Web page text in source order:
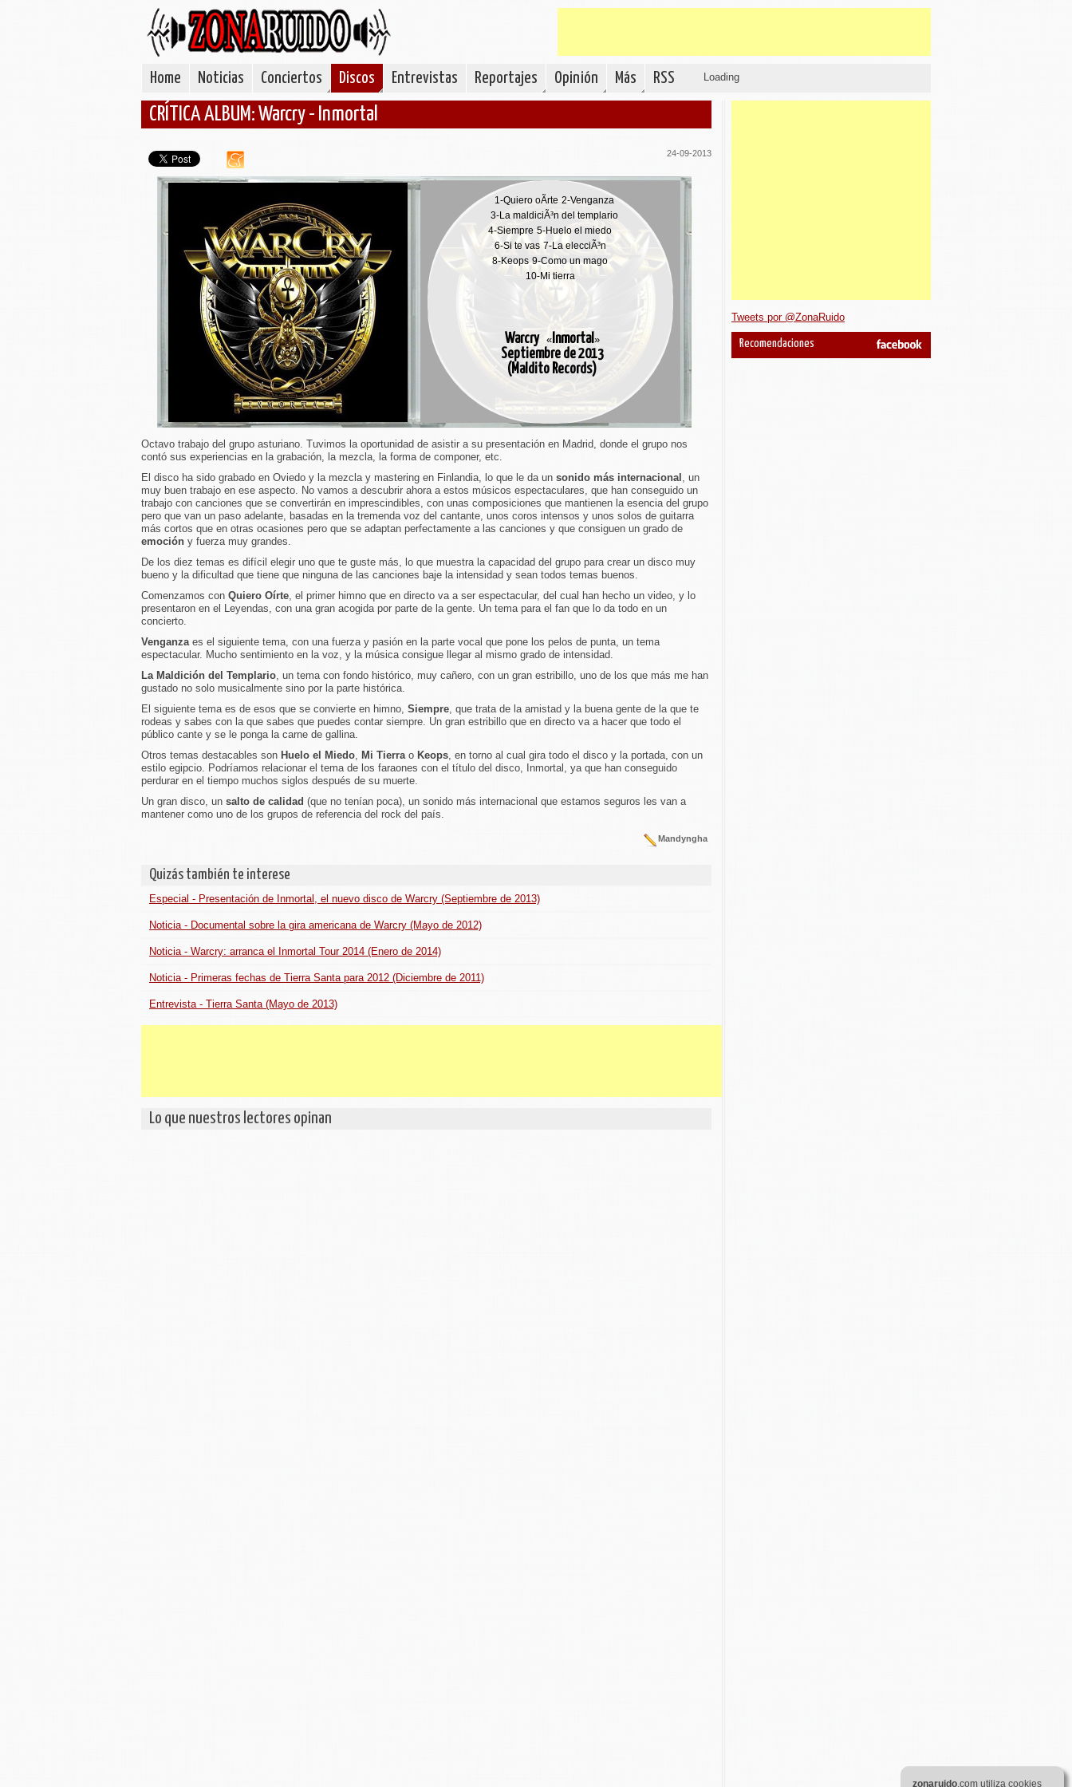
Home Noticias Conciertos Discos Entrevistas Reportajes Opinión Más RSS Loading
CRÍTICA ALBUM: Warcry - Inmortal
24-09-2013
1-Quiero oÃ­rte 2-Venganza
3-La maldiciÃ³n del templario
4-Siempre 5-Huelo el miedo
6-Si te vas 7-La elecciÃ³n
8-Keops 9-Como un mago
10-Mi tierra
Warcry «Inmortal»
Septiembre de 2013
(Maldito Records)
Octavo trabajo del grupo asturiano. Tuvimos la oportunidad de asistir a su presentación en Madrid, donde el grupo nos
contó sus experiencias en la grabación, la mezcla, la forma de componer, etc.
El disco ha sido grabado en Oviedo y la mezcla y mastering en Finlandia, lo que le da un sonido más internacional , un
muy buen trabajo en ese aspecto. No vamos a descubrir ahora a estos músicos espectaculares, que han conseguido un
trabajo con canciones que se convertirán en imprescindibles, con unas composiciones que mantienen la esencia del grupo
pero que van un paso adelante, basadas en la tremenda voz del cantante, unos coros intensos y unos solos de guitarra
más cortos que en otras ocasiones pero que se adaptan perfectamente a las canciones y que consiguen un grado de
emoción y fuerza muy grandes.
De los diez temas es difícil elegir uno que te guste más, lo que muestra la capacidad del grupo para crear un disco muy
bueno y la dificultad que tiene que ninguna de las canciones baje la intensidad y sean todos temas buenos.
Comenzamos con Quiero Oírte, el primer himno que en directo va a ser espectacular, del cual han hecho un video, y lo
presentaron en el Leyendas, con una gran acogida por parte de la gente. Un tema para el fan que lo da todo en un
concierto.
Venganzaes el siguiente tema, con una fuerza y pasión en la parte vocal que pone los pelos de punta, un tema
espectacular. Mucho sentimiento en la voz, y la música consigue llegar al mismo grado de intensidad.
La Maldición del Templario, un tema con fondo histórico, muy cañero, con un gran estribillo, uno de los que más me han
gustado no solo musicalmente sino por la parte histórica.
El siguiente tema es de esos que se convierte en himno, Siempre, que trata de la amistad y la buena gente de la que te
rodeas y sabes con la que sabes que puedes contar siempre. Un gran estribillo que en directo va a hacer que todo el
público cante y se le ponga la carne de gallina.
Otros temas destacables son Huelo el Miedo, Mi Tierrao Keops, en torno al cual gira todo el disco y la portada, con un
estilo egipcio. Podríamos relacionar el tema de los faraones con el título del disco, Inmortal, ya que han conseguido
perdurar en el tiempo muchos siglos después de su muerte.
Un gran disco, un salto de calidad (que no tenían poca), un sonido más internacional que estamos seguros les van a
mantener como uno de los grupos de referencia del rock del país.
Mandyngha
Quizás también te interese
Especial - Presentación de Inmortal, el nuevo disco de Warcry (Septiembre de 2013)
Noticia - Documental sobre la gira americana de Warcry (Mayo de 2012)
Noticia - Warcry: arranca el Inmortal Tour 2014 (Enero de 2014)
Noticia - Primeras fechas de Tierra Santa para 2012 (Diciembre de 2011)
Entrevista - Tierra Santa (Mayo de 2013)
Lo que nuestros lectores opinan
Tweets por @ZonaRuido
Recomendaciones
zonaruido.com utiliza cookies